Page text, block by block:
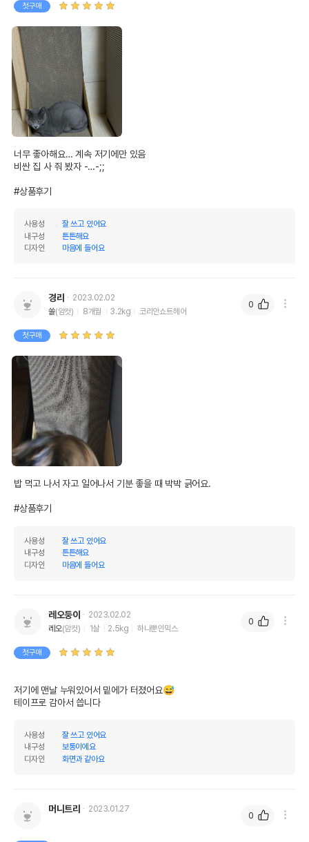
유통기한
첫구매
너무 좋아해요… 계속 저기에만 있음
비싼 집 사 줘 봤자 -…-;;
#상품후기
사용성
잘 쓰고 있어요
내구성
튼튼해요
디자인
마음에 들어요
경랴
2023.02.02
쏠(암컷) 8개월 3.2kg 코리안쇼트헤어
첫구매
밥 먹고 나서 자고 일어나서 기분 좋을 때 박박 긁어요.
#상품후기
사용성
잘 쓰고 있어요
내구성
튼튼해요
디자인
마음에 들어요
0
레오둥이
2023.02.02
레오(암컷) 1살 2.5kg 하나뿐인믹스
첫구매
저기에 맨날 누워있어서 밑에가 터졌어요😅
테이프로 감아서 씁니다
사용성
잘 쓰고 있어요
내구성
보통이에요
디자인
화면과 같아요
0
머니트리 2023.01.27
0